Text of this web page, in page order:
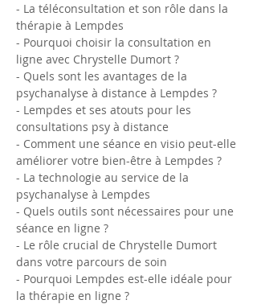
- La téléconsultation et son rôle dans la
thérapie à Lempdes
- Pourquoi choisir la consultation en
ligne avec Chrystelle Dumort ?
- Quels sont les avantages de la
psychanalyse à distance à Lempdes ?
- Lempdes et ses atouts pour les
consultations psy à distance
- Comment une séance en visio peut-elle
améliorer votre bien-être à Lempdes ?
- La technologie au service de la
psychanalyse à Lempdes
- Quels outils sont nécessaires pour une
séance en ligne ?
- Le rôle crucial de Chrystelle Dumort
dans votre parcours de soin
- Pourquoi Lempdes est-elle idéale pour
la thérapie en ligne ?